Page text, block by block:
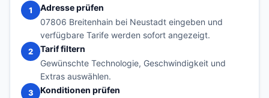
1
Adresse prüfen
07806 Breitenhain bei Neustadt eingeben und
verfügbare Tarife werden sofort angezeigt.
2
Tarif filtern
Gewünschte Technologie, Geschwindigkeit und
Extras auswählen.
3
Konditionen prüfen